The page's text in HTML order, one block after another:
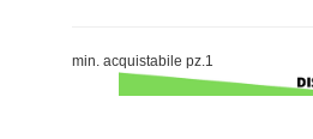
min. acquistabile pz.1